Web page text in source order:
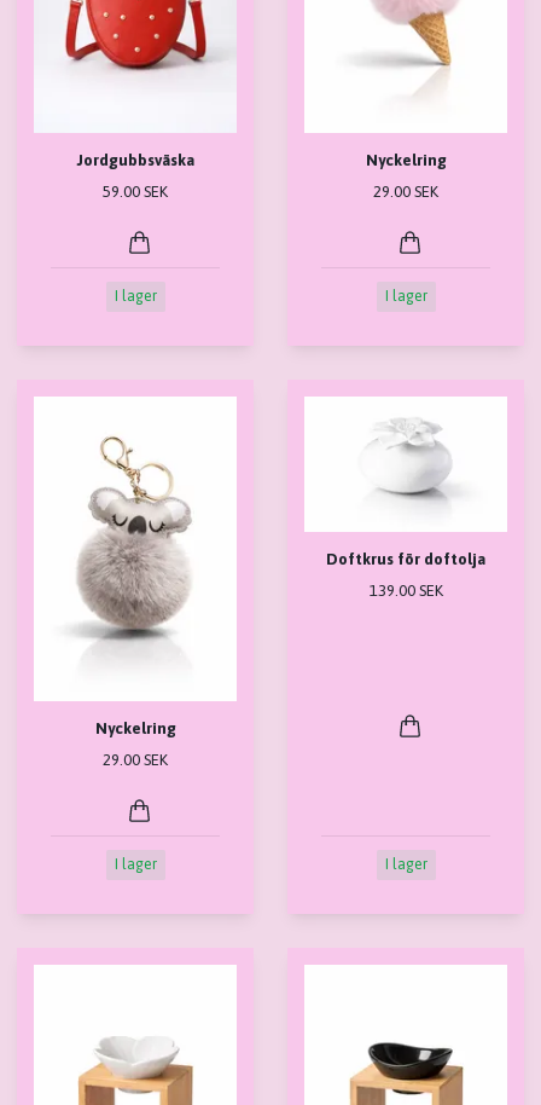
Jordgubbsväska
59.00 SEK
I lager
Nyckelring
29.00 SEK
I lager
Nyckelring
29.00 SEK
I lager
Doftkrus för doftolja
139.00 SEK
I lager